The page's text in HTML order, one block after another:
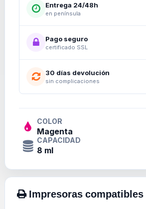
Entrega 24/48h
en península
Pago seguro
certificado SSL
30 días devolución
sin complicaciones
COLOR
Magenta
CAPACIDAD
8 ml